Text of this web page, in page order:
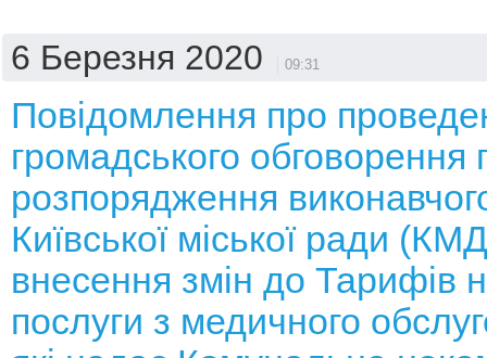
6 Березня 2020 09:31
Повідомлення про
громадського обговорення
розпорядження
Київської міської ради
внесення змін до Тарифів
послуги з медичного